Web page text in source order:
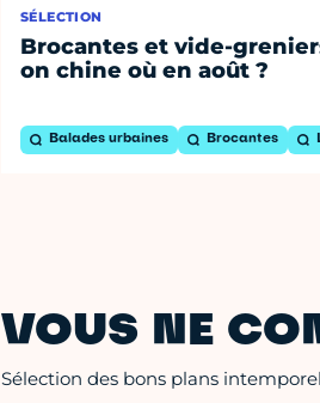
SÉLECTION
Brocantes et vide-
on chine où en août ?
Balades urbaines Brocantes
VOUS NE
Sélection des bons plans